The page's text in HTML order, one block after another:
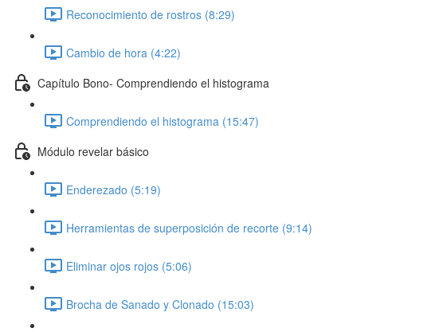
Reconocimiento de rostros (8:29)
Cambio de hora (4:22)
Capítulo Bono- Comprendiendo el histograma
Comprendiendo el histograma (15:47)
Módulo revelar básico
Enderezado (5:19)
Herramientas de superposición de recorte (9:14)
Eliminar ojos rojos (5:06)
Brocha de Sanado y Clonado (15:03)